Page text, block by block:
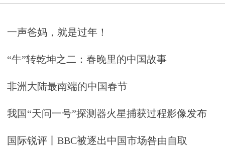
一声爸妈，就是过年！
“牛”转乾坤之二：春晚里的中国故事
非洲大陆最南端的中国春节
我国“天问一号”探测器火星捕获过程影像发布
国际锐评丨BBC被逐出中国市场咎由自取